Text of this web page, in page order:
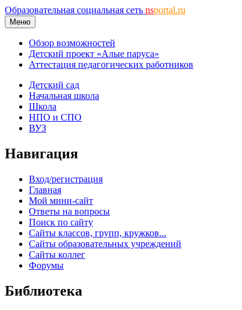
Образовательная социальная сеть nsportal.ru
Меню
Обзор возможностей
Детский проект «Алые паруса»
Аттестация педагогических работников
Детский сад
Начальная школа
Школа
НПО и СПО
ВУЗ
Навигация
Вход/регистрация
Главная
Мой мини-сайт
Ответы на вопросы
Поиск по сайту
Сайты классов, групп, кружков...
Сайты образовательных учреждений
Сайты коллег
Форумы
Библиотека